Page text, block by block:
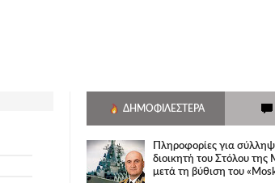
ΔΗΜΟΦΙΛΈΣΤΕΡΑ
Πληροφορίες για
διοικητή του Στόλου
μετά τη βύθιση του